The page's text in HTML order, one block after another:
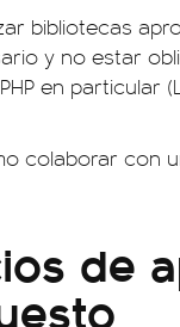
bibliotecas
y no estar
en particular
colaborar con
de